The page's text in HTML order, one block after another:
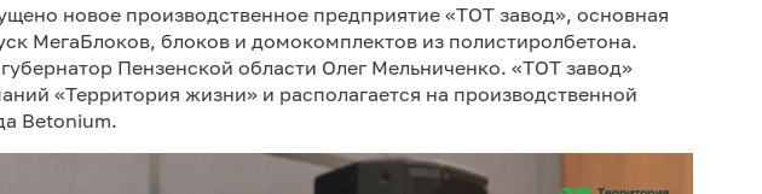
новое производственное предприятие «ТОТ завод», основная
МегаБлоков, блоков и домокомплектов из полистиролбетона.
Пензенской области Олег Мельниченко. «ТОТ завод»
«Территория жизни» и располагается на производственной
Betonium.